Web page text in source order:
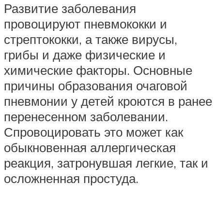
Развитие заболевания
провоцируют пневмококки и
стрептококки, а также вирусы,
грибы и даже физические и
химические факторы. Основные
причины образования очаговой
пневмонии у детей кроются в ранее
перенесенном заболевании.
Спровоцировать это может как
обыкновенная аллергическая
реакция, затронувшая легкие, так и
осложненная простуда.